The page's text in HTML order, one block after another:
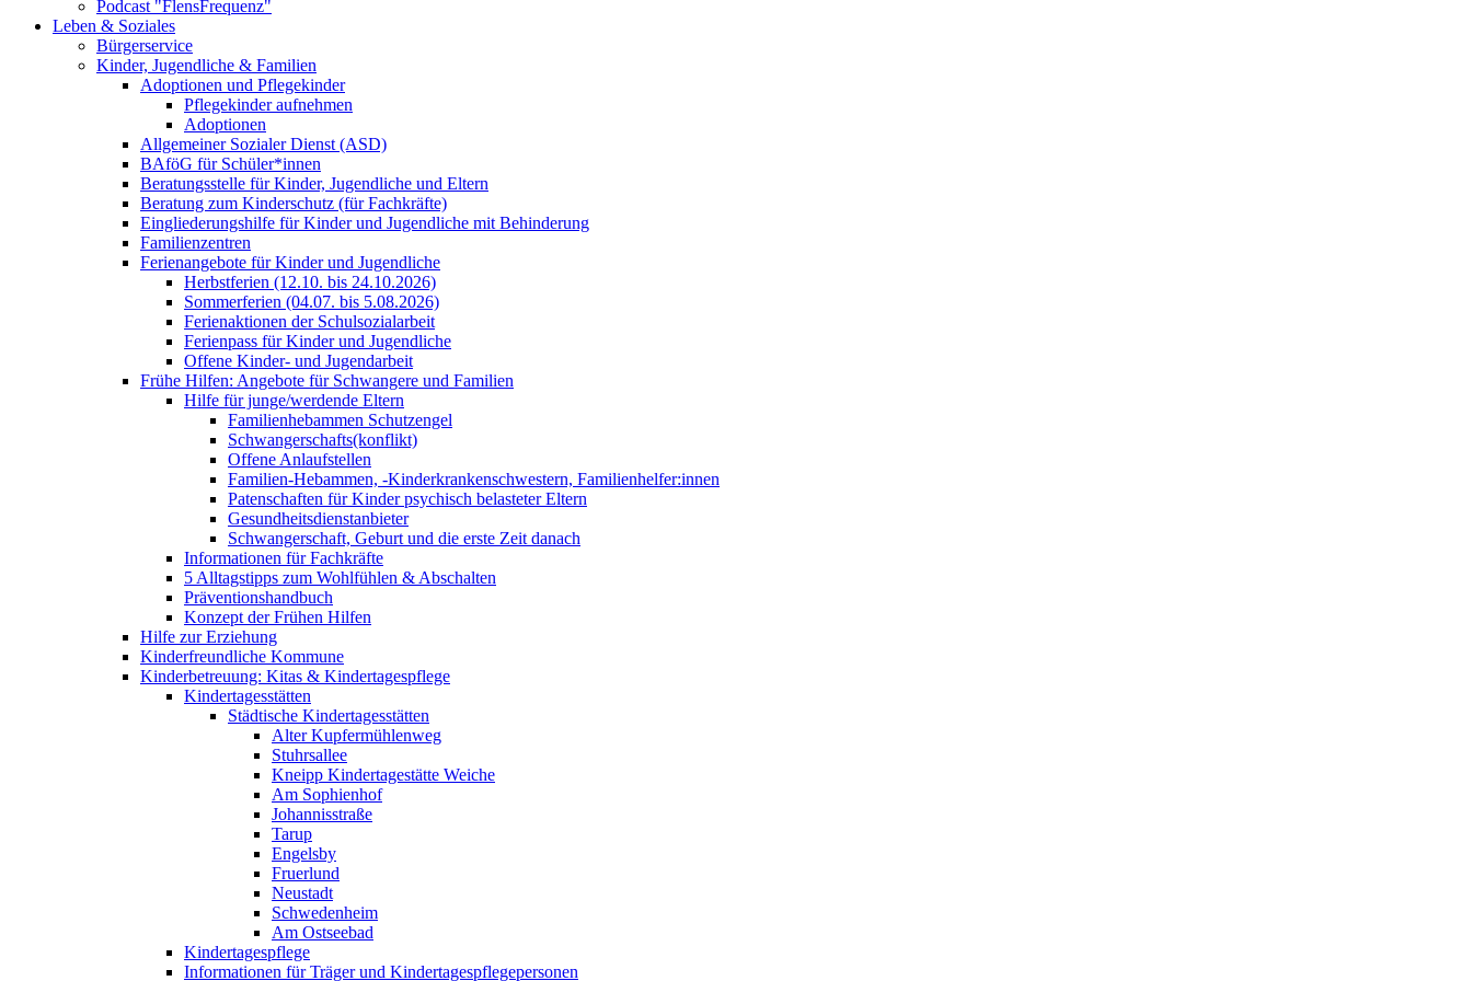
Podcast "FlensFrequenz"
Leben & Soziales
Bürgerservice
Kinder, Jugendliche & Familien
Adoptionen und Pflegekinder
Pflegekinder aufnehmen
Adoptionen
Allgemeiner Sozialer Dienst (ASD)
BAföG für Schüler*innen
Beratungsstelle für Kinder, Jugendliche und Eltern
Beratung zum Kinderschutz (für Fachkräfte)
Eingliederungshilfe für Kinder und Jugendliche mit Behinderung
Familienzentren
Ferienangebote für Kinder und Jugendliche
Herbstferien (12.10. bis 24.10.2026)
Sommerferien (04.07. bis 5.08.2026)
Ferienaktionen der Schulsozialarbeit
Ferienpass für Kinder und Jugendliche
Offene Kinder- und Jugendarbeit
Frühe Hilfen: Angebote für Schwangere und Familien
Hilfe für junge/werdende Eltern
Familienhebammen Schutzengel
Schwangerschafts(konflikt)
Offene Anlaufstellen
Familien-Hebammen, -Kinderkrankenschwestern, Familienhelfer:innen
Patenschaften für Kinder psychisch belasteter Eltern
Gesundheitsdienstanbieter
Schwangerschaft, Geburt und die erste Zeit danach
Informationen für Fachkräfte
5 Alltagstipps zum Wohlfühlen & Abschalten
Präventionshandbuch
Konzept der Frühen Hilfen
Hilfe zur Erziehung
Kinderfreundliche Kommune
Kinderbetreuung: Kitas & Kindertagespflege
Kindertagesstätten
Städtische Kindertagesstätten
Alter Kupfermühlenweg
Stuhrsallee
Kneipp Kindertagestätte Weiche
Am Sophienhof
Johannisstraße
Tarup
Engelsby
Fruerlund
Neustadt
Schwedenheim
Am Ostseebad
Kindertagespflege
Informationen für Träger und Kindertagespflegepersonen